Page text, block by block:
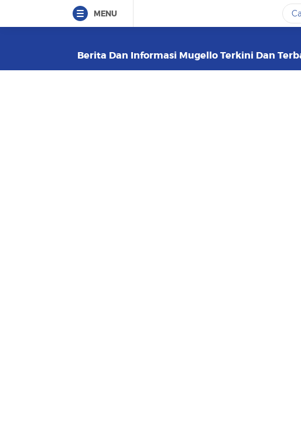
MENU
Berita Dan Informasi Mugello Terkini Dan